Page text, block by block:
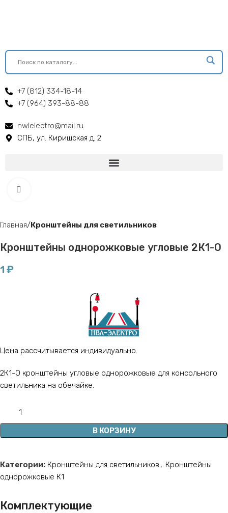
+7 (812) 334-18-14
+7 (964) 393-88-88
nwlelectro@mail.ru
СПБ, ул. Киришская д. 2
Главная Кронштейны для светильников
Кронштейны однорожковые угловые 2К1-О
1 ₽
Цена рассчитывается индивидуально.
2К1-О кронштейны угловые однорожковые для консольного
светильника на обечайке.
В КОРЗИНУ
Категории: Кронштейны для светильников , Кронштейны
однорожковые К1
Комплектующие